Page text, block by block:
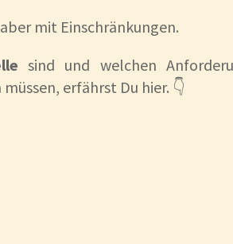
mit Einschränkungen.
sind und welchen
erfährst Du hier. 👇